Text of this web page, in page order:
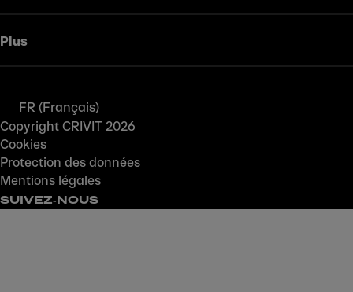
Plus
FR (Français)
Copyright CRIVIT 2026
Cookies
Protection des données
Mentions légales
SUIVEZ‑NOUS